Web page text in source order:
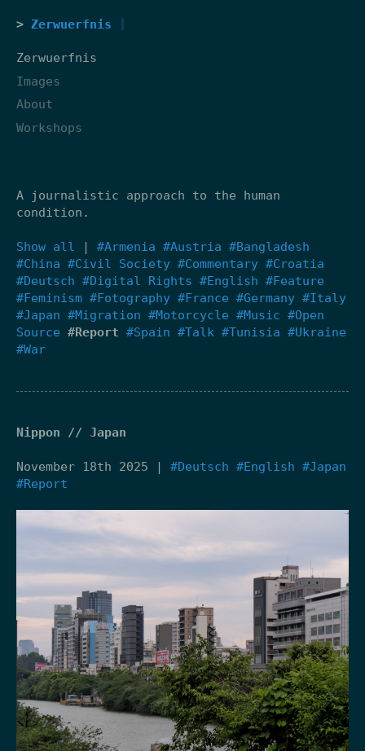
Zerwuerfnis
Zerwuerfnis
Images
About
Workshops
A journalistic approach to the human
condition.
Show all | #Armenia #Austria #Bangladesh
#China #Civil Society #Commentary #Croatia
#Deutsch #Digital Rights #English #Feature
#Feminism #Fotography #France #Germany #Italy
#Japan #Migration #Motorcycle #Music #Open
Source #Report #Spain #Talk #Tunisia #Ukraine
#War
Nippon // Japan
November 18th 2025 | #Deutsch #English #Japan
#Report